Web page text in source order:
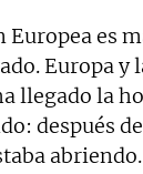
es
Europa y
llegado la
después